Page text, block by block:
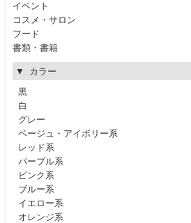
イベント
コスメ・サロン
フード
書類・書籍
カラー
黒
白
グレー
ベージュ・アイボリー系
レッド系
パープル系
ピンク系
ブルー系
イエロー系
オレンジ系